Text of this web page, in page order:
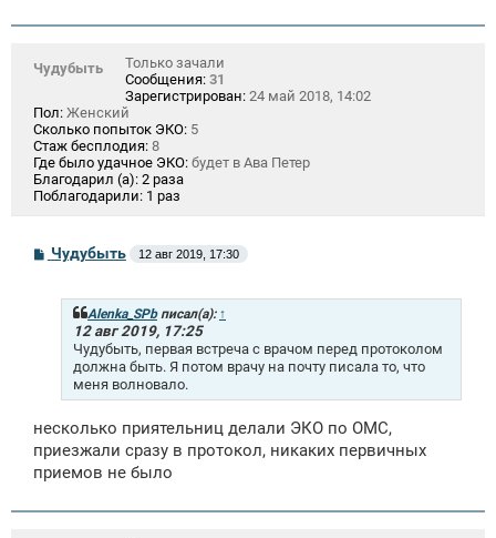
Чудубыть
Только зачали
Сообщения: 31
Зарегистрирован: 24 май 2018, 14:02
Пол: Женский
Сколько попыток ЭКО: 5
Стаж бесплодия: 8
Где было удачное ЭКО: будет в Ава Петер
Благодарил (а): 2 раза
Поблагодарили: 1 раз
С
о
Чудубыть 12 авг 2019, 17:30
Alenka_SPbписал(а): ↑
12 авг 2019, 17:25
Чудубыть, первая встреча с врачом перед протоколом
должна быть. Я потом врачу на почту писала то, что
меня волновало.
несколько приятельниц делали ЭКО по ОМС,
приезжали сразу в протокол, никаких первичных
приемов не было